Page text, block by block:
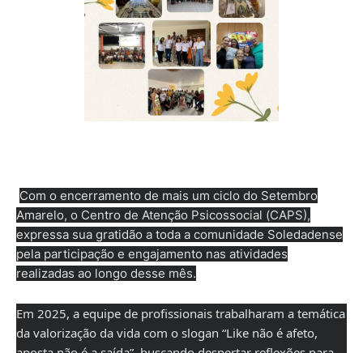
Com o encerramento de mais um ciclo do Setembro
Amarelo, o Centro de Atenção Psicossocial (CAPS),
expressa sua gratidão a toda a comunidade Soledadense
pela participação e engajamento nas atividades
realizadas ao longo desse mês.
Em 2025, a equipe de profissionais trabalharam a temática
da valorização da vida com o slogan “Like não é afeto,